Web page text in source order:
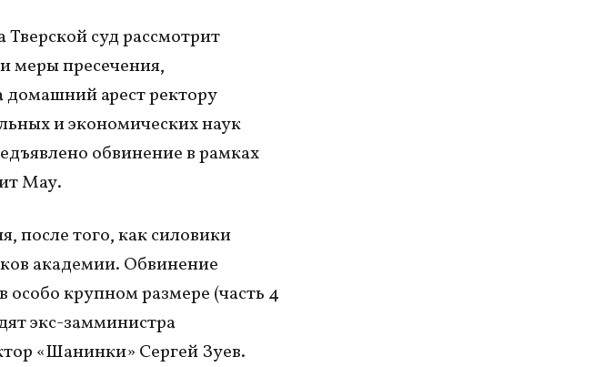
Тверской суд рассмотрит
меры пресечения,
арест ректору
и экономических наук
обвинение в рамках
Мау.
после того, как силовики
академии. Обвинение
особо крупном размере (часть 4
экс-замминистра
«Шанинки» Сергей Зуев.